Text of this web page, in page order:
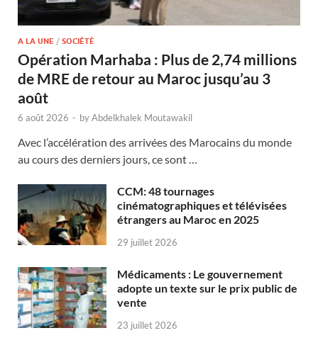
A LA UNE / SOCIÉTÉ
Opération Marhaba : Plus de 2,74 millions
de MRE de retour au Maroc jusqu’au 3
août
6 août 2026 - byAbdelkhalek Moutawakil
Avec l’accélération des arrivées des Marocains du monde
au cours des derniers jours, ce sont …
CCM: 48 tournages
cinématographiques et télévisées
étrangers au Maroc en 2025
29 juillet 2026
Médicaments : Le gouvernement
adopte un texte sur le prix public de
vente
23 juillet 2026